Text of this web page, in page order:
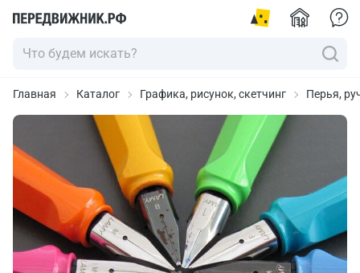
Главная Каталог Графика, рисунок, скетчинг Перья,